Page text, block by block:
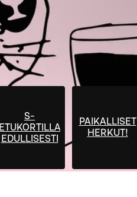
S-
ETUKORTILLA
EDULLISESTI
PAIKALLISET
HERKUT!